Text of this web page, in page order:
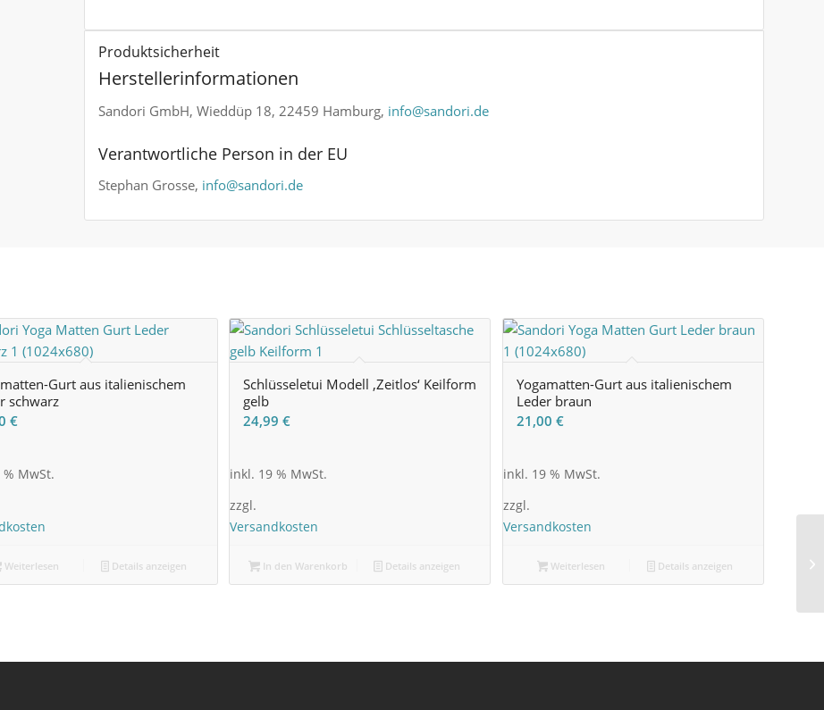
Produktsicherheit
Herstellerinformationen
Sandori GmbH, Wieddüp 18, 22459 Hamburg, info@sandori.de
Verantwortliche Person in der EU
Stephan Grosse, info@sandori.de
Gurt aus italienischem
schwarz
€
MwSt.
Weiterlesen Details anzeigen
Schlüsseletui Modell ‚Zeitlos‘ Keilform
gelb
24,99€
inkl. 19 % MwSt.
zzgl.
Versandkosten
In den Warenkorb Details anzeigen
Yogamatten-Gurt aus italienischem
Leder braun
21,00 €
inkl. 19 % MwSt.
zzgl.
Versandkosten
Weiterlesen Details anzeigen